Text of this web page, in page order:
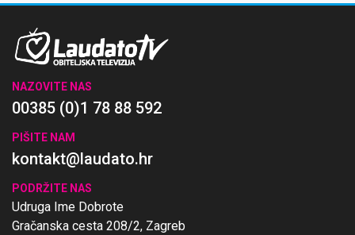
NAZOVITE NAS
00385 (0)1 78 88 592
PIŠITE NAM
kontakt@laudato.hr
PODRŽITE NAS
Udruga Ime Dobrote
Gračanska cesta 208/2, Zagreb